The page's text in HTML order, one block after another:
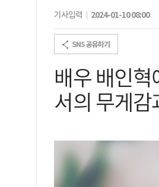
기사입력 2024-01-10 08:00
배우 배인
서의 무게감